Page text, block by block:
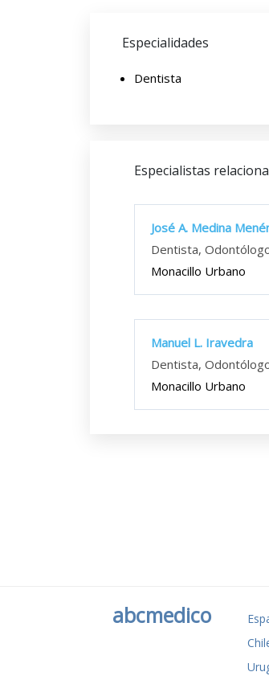
Especialidades
Dentista
Especialistas
José A. Medina
Dentista,
Monacillo Urbano
Manuel L. Iravedra
Dentista,
Monacillo Urbano
abcmedico